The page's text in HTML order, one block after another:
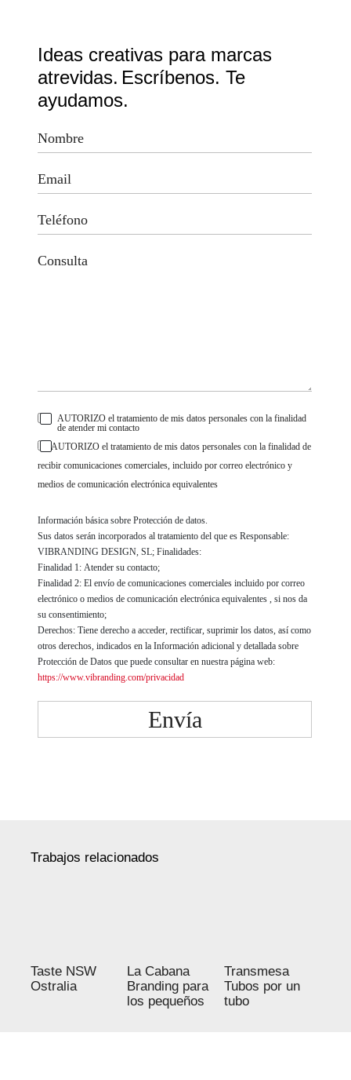
Ideas creativas para marcas
atrevidas. Escríbenos. Te
ayudamos.
AUTORIZO el tratamiento de mis datos personales con la finalidad
de atender mi contacto
AUTORIZO el tratamiento de mis datos personales con la finalidad de
recibir comunicaciones comerciales, incluido por correo electrónico y
medios de comunicación electrónica equivalentes
Información básica sobre Protección de datos.
Sus datos serán incorporados al tratamiento del que es Responsable:
VIBRANDING DESIGN, SL; Finalidades:
Finalidad 1: Atender su contacto;
Finalidad 2: El envío de comunicaciones comerciales incluido por correo
electrónico o medios de comunicación electrónica equivalentes , si nos da
su consentimiento;
Derechos: Tiene derecho a acceder, rectificar, suprimir los datos, así como
otros derechos, indicados en la Información adicional y detallada sobre
Protección de Datos que puede consultar en nuestra página web:
https://www.vibranding.com/privacidad
Envía
Trabajos relacionados
Taste NSW
Ostralia
La Cabana
Branding para
los pequeños
Transmesa
Tubos por un
tubo